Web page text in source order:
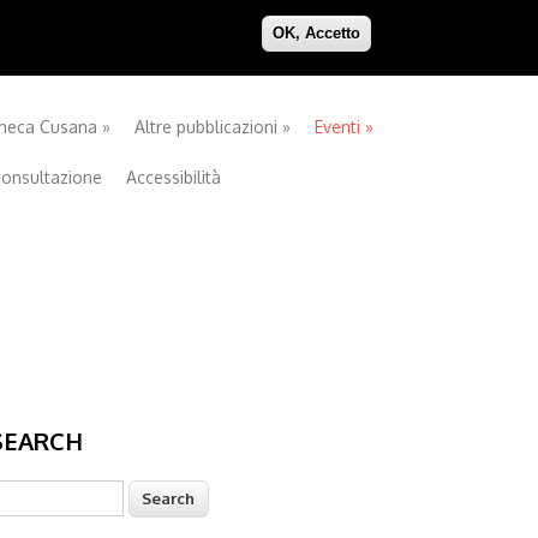
OK, Accetto
Cusana » Altre pubblicazioni » Eventi »
Accessibilità